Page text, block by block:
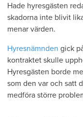
Hade hyresgästen
skadorna inte blivit
menar värden.
Hyresnämnden gick
kontraktet skulle
Hyresgästen borde
som den var och satt
medföra större